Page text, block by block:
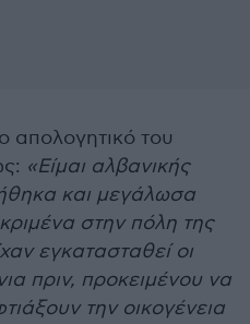
απολογητικό του
«Είμαι αλβανικής
και μεγάλωσα
στην πόλη της
εγκατασταθεί οι
πριν, προκειμένου να
την οικογένεια